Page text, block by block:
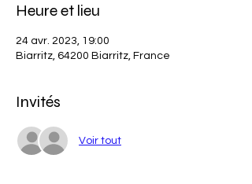
Heure et lieu
24 avr. 2023, 19:00
Biarritz, 64200 Biarritz, France
Invités
Voir tout